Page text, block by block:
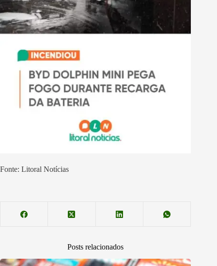
Fonte: Litoral Notícias
Posts relacionados